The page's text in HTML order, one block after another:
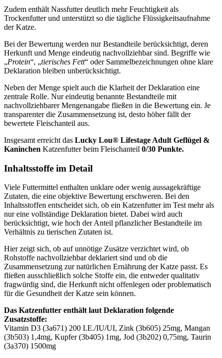
Zudem enthält Nassfutter deutlich mehr Feuchtigkeit als
Trockenfutter und unterstützt so die tägliche Flüssigkeitsaufnahme
der Katze.
Bei der Bewertung werden nur Bestandteile berücksichtigt, deren
Herkunft und Menge eindeutig nachvollziehbar sind. Begriffe wie
„Protein“, „tierisches Fett“ oder Sammelbezeichnungen ohne klare
Deklaration bleiben unberücksichtigt.
Neben der Menge spielt auch die Klarheit der Deklaration eine
zentrale Rolle. Nur eindeutig benannte Bestandteile mit
nachvollziehbarer Mengenangabe fließen in die Bewertung ein. Je
transparenter die Zusammensetzung ist, desto höher fällt der
bewertete Fleischanteil aus.
Insgesamt erreicht das Lucky Lou® Lifestage Adult Geflügel &
Kaninchen Katzenfutterbeim Fleischanteil 0/30 Punkte.
Inhaltsstoffe im Detail
Viele Futtermittel enthalten unklare oder wenig aussagekräftige
Zutaten, die eine objektive Bewertung erschweren. Bei den
Inhaltsstoffen entscheidet sich, ob ein Katzenfutter im Test mehr als
nur eine vollständige Deklaration bietet. Dabei wird auch
berücksichtigt, wie hoch der Anteil pflanzlicher Bestandteile im
Verhältnis zu tierischen Zutaten ist.
Hier zeigt sich, ob auf unnötige Zusätze verzichtet wird, ob
Rohstoffe nachvollziehbar deklariert sind und ob die
Zusammensetzung zur natürlichen Ernährung der Katze passt. Es
fließen ausschließlich solche Stoffe ein, die entweder qualitativ
fragwürdig sind, die Herkunft nicht offenlegen oder problematisch
für die Gesundheit der Katze sein können.
Das Katzenfutter enthält laut Deklaration folgende
Zusatzstoffe:
Vitamin D3 (3a671) 200 I.E./IU/UI, Zink (3b605) 25mg, Mangan
(3b503) 1,4mg, Kupfer (3b405) 1mg, Jod (3b202) 0,75mg, Taurin
(3a370) 1500mg